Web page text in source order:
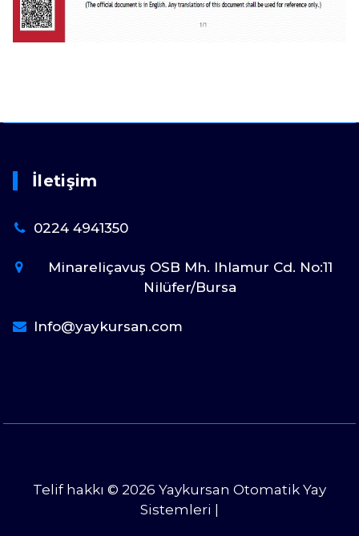
İletişim
0224 4941350
Minareliçavuş OSB Mh. Ihlamur Cd. No:11
Nilüfer/Bursa
Info@yaykursan.com
Telif hakkı © 2026 Yaykursan Otomatik Yay
Sistemleri |